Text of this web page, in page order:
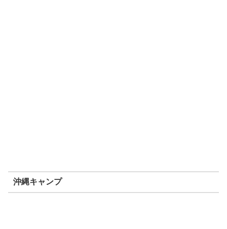
沖縄キャンプ